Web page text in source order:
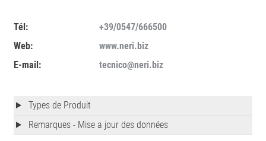
Tél:
+39/0547/666500
Web:
www.neri.biz
E-mail:
tecnico@neri.biz
Types de Produit
Remarques - Mise a jour des données